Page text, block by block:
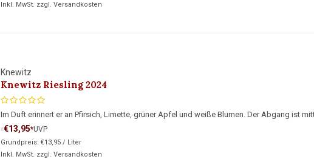
Inkl. MwSt. zzgl. Versandkosten
Knewitz
Knewitz Riesling 2024
Im Duft erinnert er an Pfirsich, Limette, grüner Apfel und weiße Blumen. Der Abgang ist
*€13,95*UVP
Grundpreis: €13,95 / Liter
Inkl. MwSt. zzgl. Versandkosten